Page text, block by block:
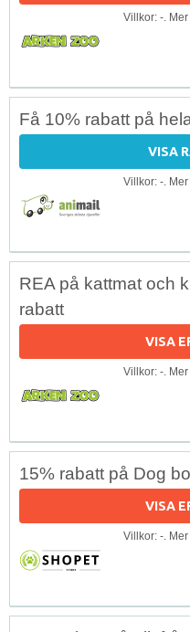
Villkor: -.
Få 10% rabatt på
VISA
Villkor: -.
REA på kattmat och
rabatt
VISA
Villkor: -.
15% rabatt på Dog
VISA
Villkor: -.